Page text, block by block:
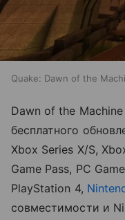
Quake: Dawn of the
Dawn of the
бесплатного
Xbox Series X/S,
Game Pass, PC
PlayStation 4,
совместимости и